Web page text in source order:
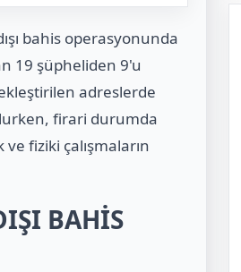
bahis operasyonunda
19 şüpheliden 9'u
adreslerde
firari durumda
fiziki çalışmaların
BAHİS